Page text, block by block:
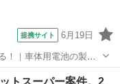
提携サイト 6月19日
｜車体用電池の製造
！ 人気の工場
トスーパー案件。2